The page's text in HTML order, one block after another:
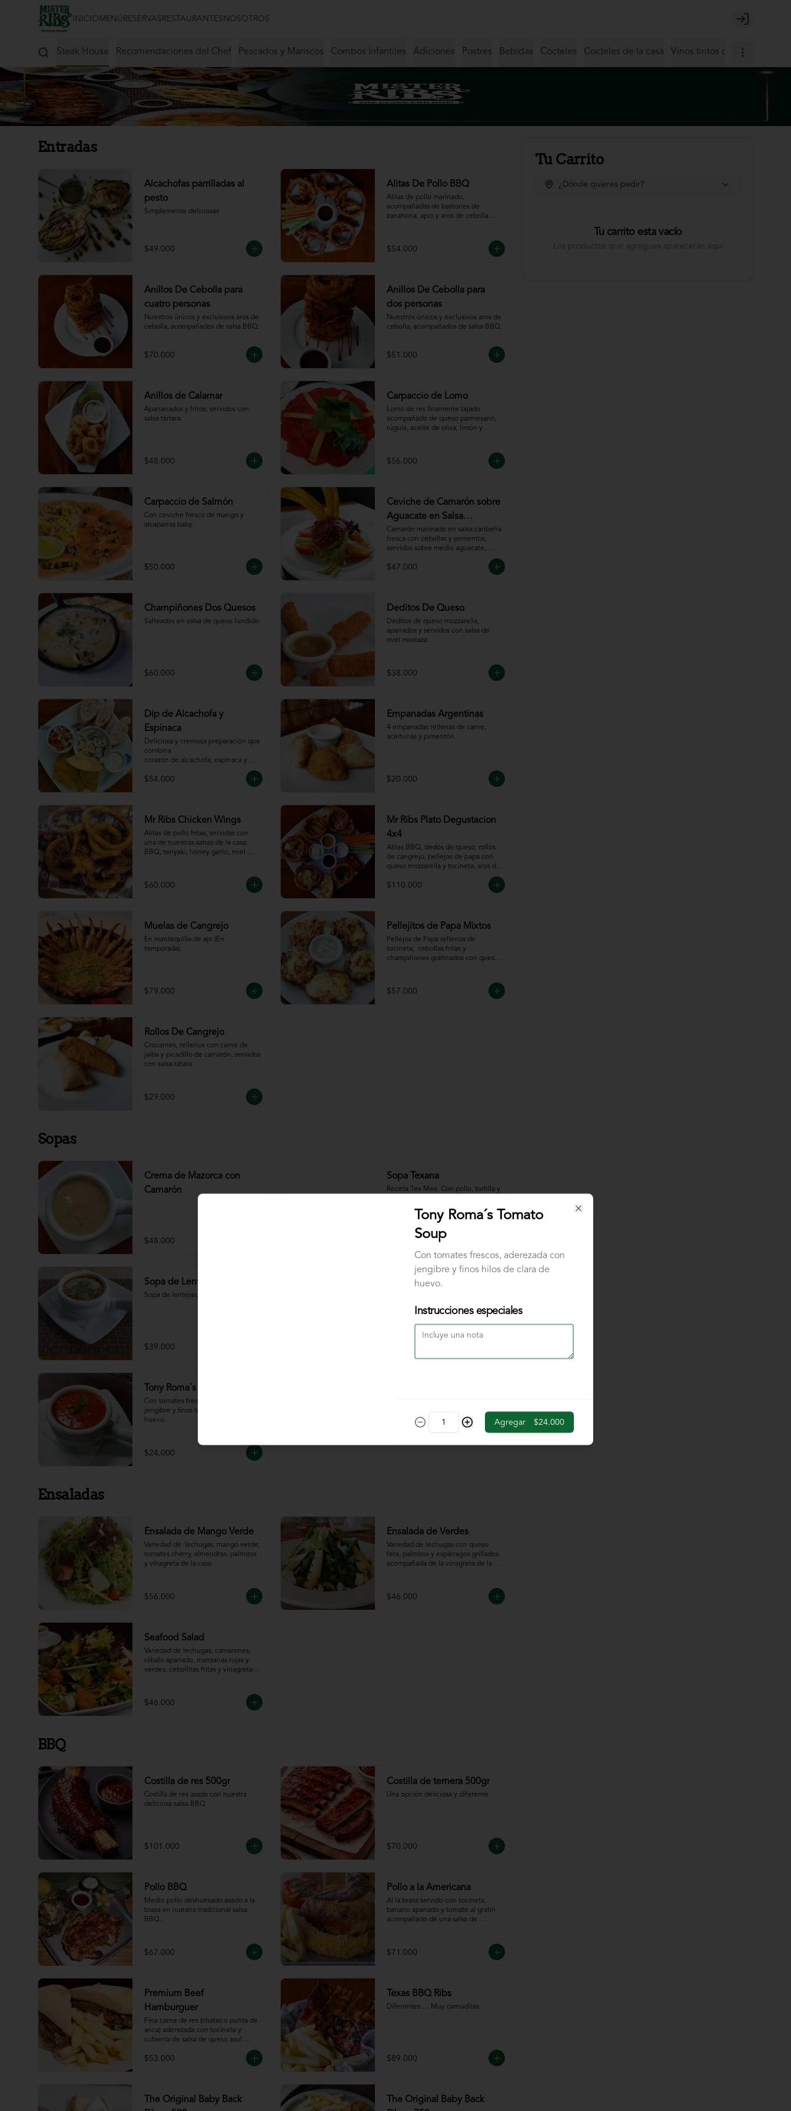
INICIO MENÚ RESERVAS RESTAURANTES NOSOTROS
Login
Steak House Recomendaciones del Chef Pescados y Mariscos Combos Infantiles Adiciones Postres Bebidas Cocteles Cocteles de la casa Vinos tintos de Italia
Entradas
Alcachofas parrilladas al
pesto
Simplemente deliciosas
$49.000
Alitas De Pollo BBQ
Alitas de pollo marinado,
acompañadas de bastones de
zanahoria, apio y aros de cebolla
$54.000
Anillos De Cebolla para
cuatro personas
Nuestros únicos y exclusivos aros de
cebolla, acompañados de salsa BBQ.
$70.000
Anillos De Cebolla para
dos personas
Nuestros únicos y exclusivos aros de
cebolla, acompañados de salsa BBQ.
$51.000
Anillos de Calamar
Apananados y fritos, servidos con
salsa tártara.
$48.000
Carpaccio de Lomo
Lomo de res finamente tajado
acompañado de queso parmesano,
rúgula, aceite de oliva, limón y
$56.000
Carpaccio de Salmón
Con ceviche fresco de mango y
alcaparras baby.
$50.000
Ceviche de Camarón sobre
Aguacate en Salsa
Caribeña
Camarón marinado en salsa caribeña
fresca con cebollas y pimientos,
servidos sobre medio aguacate,
acompañados de chips de plátano.
$47.000
Champiñones Dos Quesos
Salteados en salsa de queso fundido.
$60.000
Deditos De Queso
Deditos de queso mozzarella,
apanados y servidos con salsa de
miel mostaza.
$38.000
Dip de Alcachofa y
Espinaca
Deliciosa y cremosa preparación que
combina
corazón de alcachofa, espinaca y
con sour cream y pico de gallo,
$54.000
Empanadas Argentinas
4 empanadas rellenas de carne,
aceitunas y pimentón.
$20.000
Mr Ribs Chicken Wings
Alitas de pollo fritas, servidas con
una de nuestras salsas de la casa:
BBQ, teriyaki, honey garlic, miel
$60.000
Mr Ribs Plato Degustacion
4x4
Alitas BBQ, dedos de queso, rollos
de cangrejo, pellejos de papa con
queso mozzarella y tocineta, aros de
apio, acompañado de nuestras
$110.000
Muelas de Cangrejo
En mantequilla de ajo (En
temporada).
$79.000
Pellejitos de Papa Mixtos
Pellejos de Papa rellenos de
tocineta,  cebollas fritas y
champiñones gratinados con queso
$57.000
Rollos De Cangrejo
Crocantes, rellenos con carne de
jaiba y picadillo de camarón, servidos
con salsa tátara.
$29.000
Sopas
Crema de Mazorca con
Camarón
$48.000
Sopa Texana
Receta Tex Mex. Con pollo, tortilla y
Sopa de Lenteja
Sopa de lentejas, chorizo, tocineta.
$39.000
Sopa de Pescado
con vegetales y crema de leche.
Tony Roma´s Tomato Soup
Con tomates frescos, aderezada con
jengibre y finos hilos de clara de
huevo.
$24.000
Ensaladas
Ensalada de Mango Verde
Variedad de  lechugas, mango verde,
tomates cherry, almendras, palmitos
y vinagreta de la casa.
$56.000
Ensalada de Verdes
Variedad de lechugas con queso
feta, palmitos y espárragos grillados
acompañada de la vinagreta de la
$46.000
Seafood Salad
Variedad de lechugas, camarones,
róbalo apanado, manzanas rojas y
verdes, cebollitas fritas y vinagreta
$46.000
BBQ
Costilla de res 500gr
Costilla de res asada con nuestra
deliciosa salsa BBQ
$101.000
Costilla de ternera 500gr
Una opción deliciosa y diferente
$70.000
Pollo BBQ
Medio pollo deshuesado asado a la
brasa en nuestra tradicional salsa
BBQ.
$67.000
Pollo a la Americana
Al la brasa servido con tocineta,
banano apanado y tomate al gratín
acompañado de una salsa de
$71.000
Premium Beef
Hamburguer
Fina carne de res (chatas o punta de
anca) aderezada con tocineta y
cubierta de salsa de queso azul
acompañada de papas a la francesa.
$53.000
Texas BBQ Ribs
Diferentes … Muy carnuditas.
$89.000
The Original Baby Back
The Original Baby Back
Tu Carrito
¿Dónde quieres pedir?
Tu carrito esta vacío
Los productos que agregues aparecerán aquí
Tony Roma´s Tomato
Soup
Con tomates frescos, aderezada con
jengibre y finos hilos de clara de
huevo.
Instrucciones especiales
Agregar $24.000